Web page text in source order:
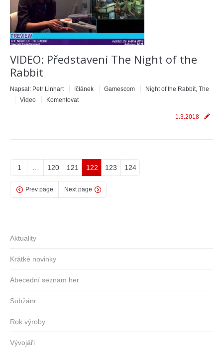
VIDEO: Představení The Night of the
Rabbit
Napsal: Petr Linhart !článek Gamescom
Night of the Rabbit, The
Video
Komentovat
1.3.2018
1 120 121 122 123 124
Prev page Next page
Aktuality
Krátké novinky
Abecední seznam her
Subžánr
Rok výroby
Vývojáři